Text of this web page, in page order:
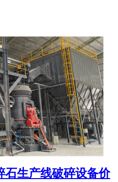
石生产线破碎设备价